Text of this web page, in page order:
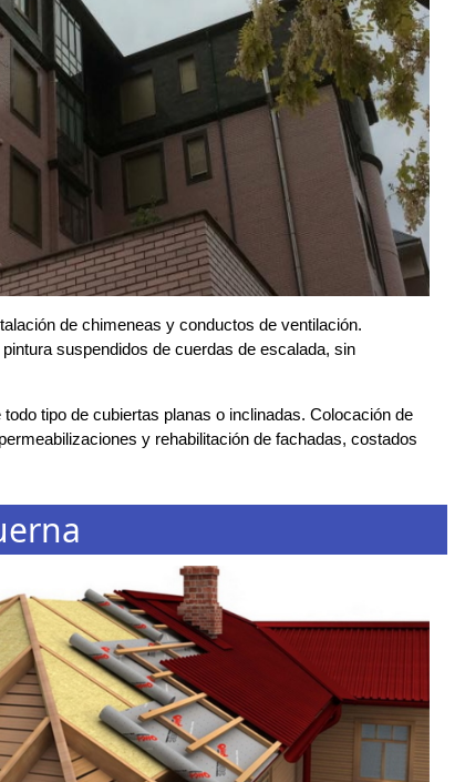
de chimeneas y conductos de ventilación.
suspendidos de cuerdas de escalada, sin
tipo de cubiertas planas o inclinadas. Colocación de
y rehabilitación de fachadas, costados